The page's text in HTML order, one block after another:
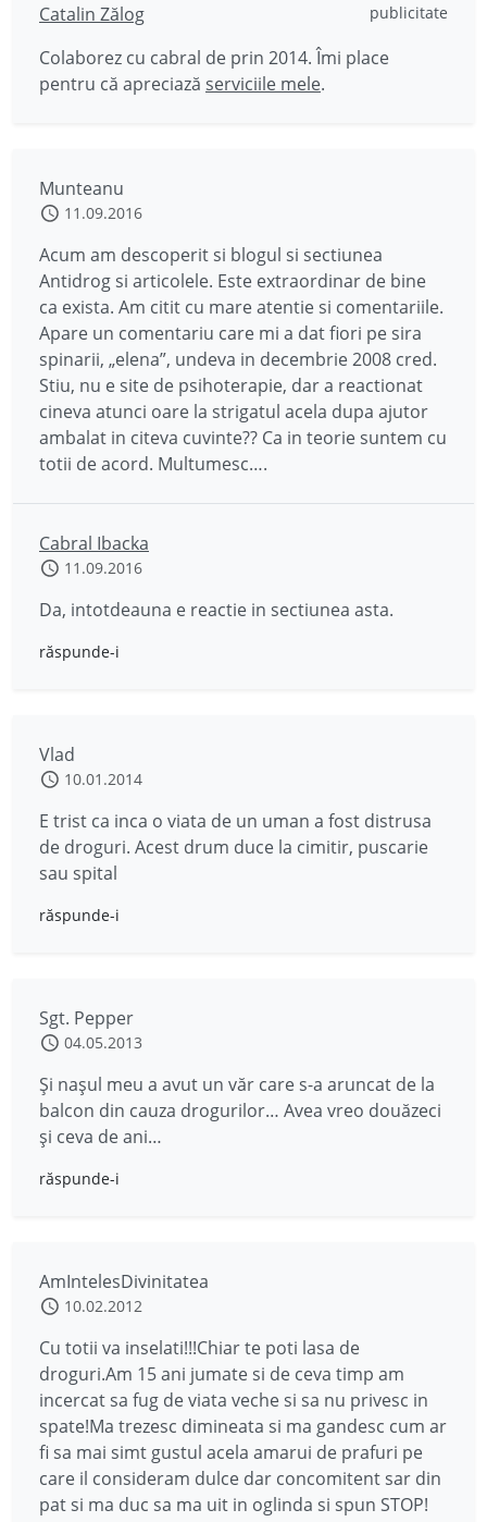
Catalin Zălog publicitate
Colaborez cu cabral de prin 2014. Îmi place
pentru că apreciază serviciile mele.
Munteanu
11.09.2016
Acum am descoperit si blogul si sectiunea
Antidrog si articolele. Este extraordinar de bine
ca exista. Am citit cu mare atentie si comentariile.
Apare un comentariu care mi a dat fiori pe sira
spinarii, „elena”, undeva in decembrie 2008 cred.
Stiu, nu e site de psihoterapie, dar a reactionat
cineva atunci oare la strigatul acela dupa ajutor
ambalat in citeva cuvinte?? Ca in teorie suntem cu
totii de acord. Multumesc….
Cabral Ibacka
11.09.2016
Da, intotdeauna e reactie in sectiunea asta.
răspunde-i
Vlad
10.01.2014
E trist ca inca o viata de un uman a fost distrusa
de droguri. Acest drum duce la cimitir, puscarie
sau spital
răspunde-i
Sgt. Pepper
04.05.2013
Și nașul meu a avut un văr care s-a aruncat de la
balcon din cauza drogurilor… Avea vreo douăzeci
și ceva de ani…
răspunde-i
AmIntelesDivinitatea
10.02.2012
Cu totii va inselati!!!Chiar te poti lasa de
droguri.Am 15 ani jumate si de ceva timp am
incercat sa fug de viata veche si sa nu privesc in
spate!Ma trezesc dimineata si ma gandesc cum ar
fi sa mai simt gustul acela amarui de prafuri pe
care il consideram dulce dar concomitent sar din
pat si ma duc sa ma uit in oglinda si spun STOP!